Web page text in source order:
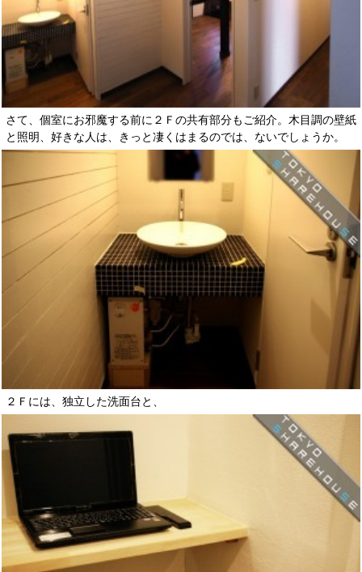
さて、個室にお邪魔する前に２Ｆの共有部分もご紹介。木目調の壁紙
と照明、好きな人は、きっと凄くはまるのでは、ないでしょうか。
２Ｆには、独立した洗面台と、